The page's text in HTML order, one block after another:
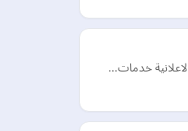
خدمات…